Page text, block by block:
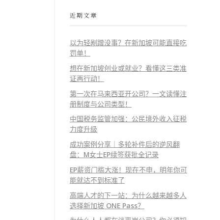
近期文章
以为轻剐蹭没事？在新加坡可能直接吃
罚单！
想在新加坡创业或就业？看懂这三类准
证再行动！
第一次在马来西亚开公司？一文读懂注
册制度与公司类型！
中国税务监管加强：公民境外收入征税
力度升级
成功案例分享｜多轮补件后的逆风翻
盘：M女士EP续签获批全记录
EP薪资门槛大涨！现在不申，明年你可
能就达不到标准了
高端人才的下一站：为什么越来越多人
选择新加坡 ONE Pass？